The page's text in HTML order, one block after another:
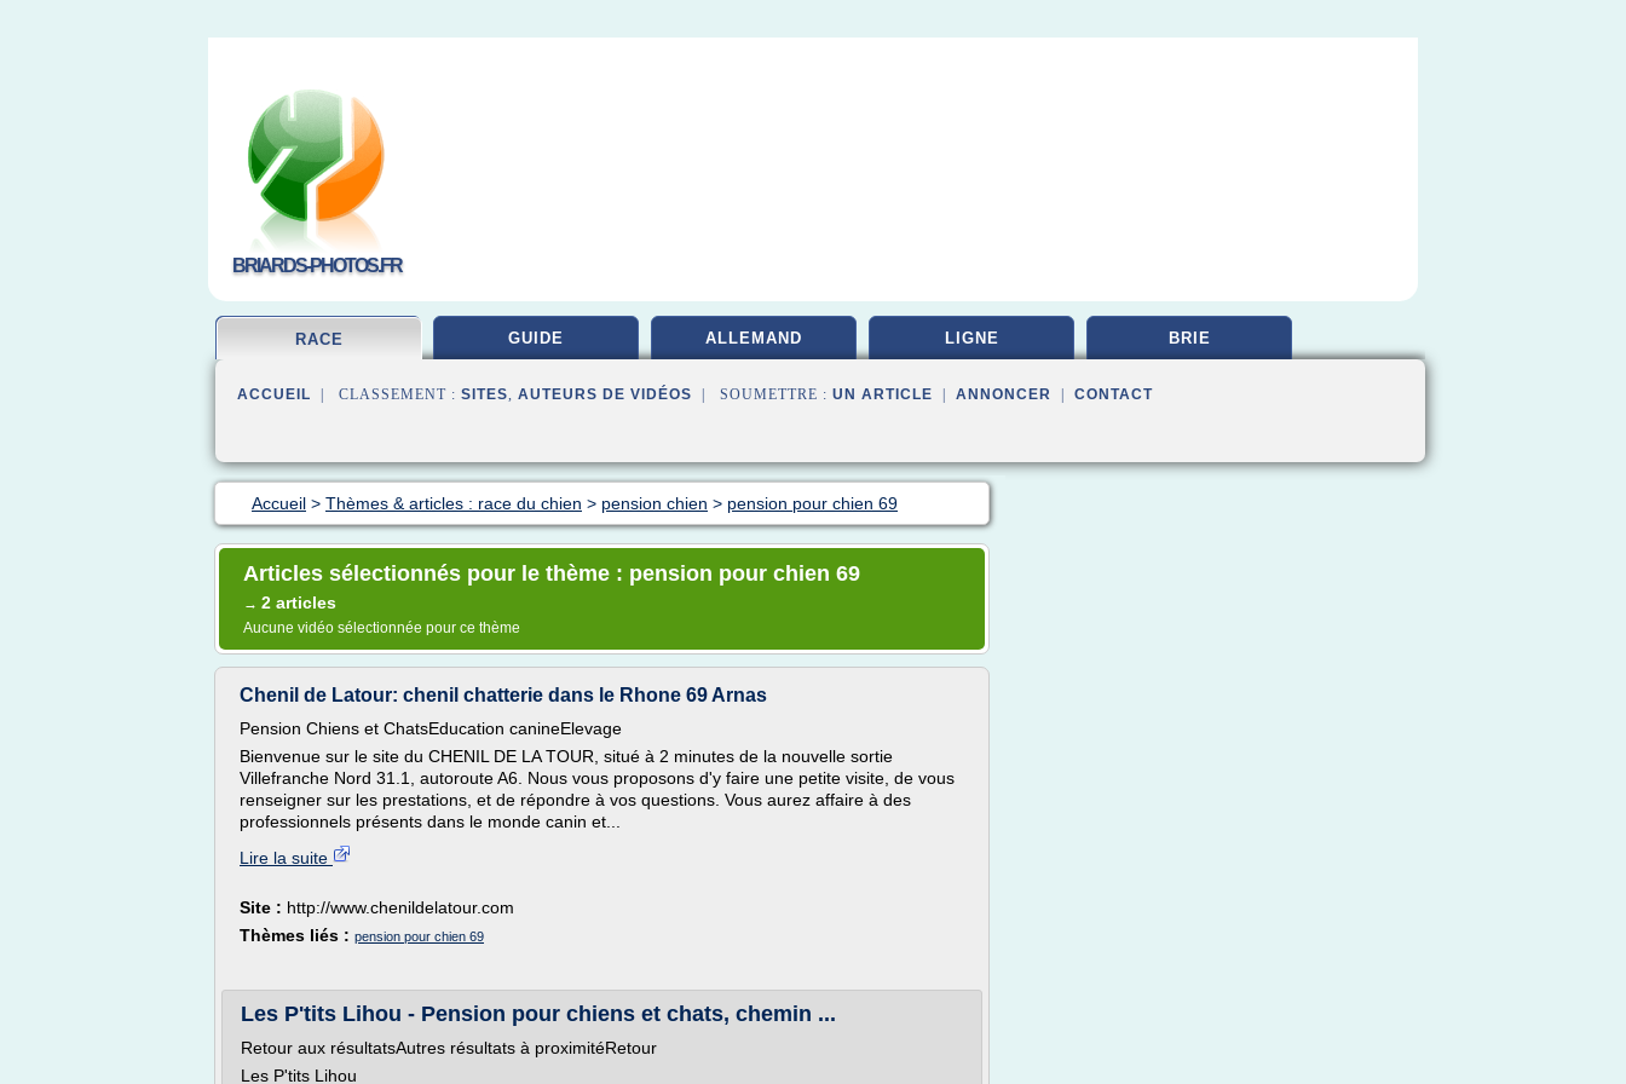
BRIARDS-PHOTOS.FR
RACE GUIDE ALLEMAND LIGNE BRIE
ACCUEIL | CLASSEMENT : SITES, AUTEURS DE VIDÉOS | SOUMETTRE : UN ARTICLE ANNONCER CONTACT
Accueil > Thèmes & articles : race du chien > pension chien > pension pour chien 69
Articles sélectionnés pour le thème : pension pour chien 69
→ 2 articles
Aucune vidéo sélectionnée pour ce thème
Chenil de Latour: chenil chatterie dans le Rhone 69 Arnas
Pension Chiens et ChatsEducation canineElevage
Bienvenue sur le site du CHENIL DE LA TOUR, situé à 2 minutes de la nouvelle sortie
Villefranche Nord 31.1, autoroute A6. Nous vous proposons d'y faire une petite visite, de vous
renseigner sur les prestations, et de répondre à vos questions. Vous aurez affaire à des
professionnels présents dans le monde canin et...
Lire la suite
Site : http://www.chenildelatour.com
Thèmes liés : pension pour chien 69
Les P'tits Lihou - Pension pour chiens et chats, chemin ...
Retour aux résultatsAutres résultats à proximitéRetour
Les P'tits Lihou